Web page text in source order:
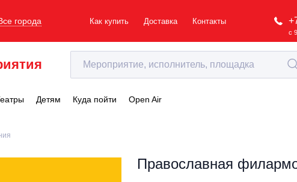
города Как купить Доставка Контакты
с
Детям Куда пойти Open Air
Православная